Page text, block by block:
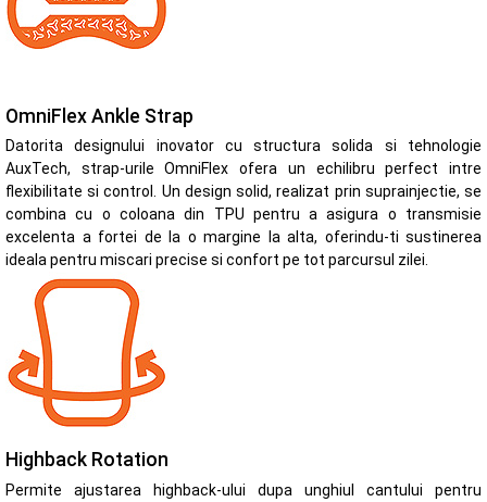
OmniFlex Ankle Strap
Datorita designului inovator cu structura solida si tehnologie
AuxTech, strap-urile OmniFlex ofera un echilibru perfect intre
flexibilitate si control. Un design solid, realizat prin suprainjectie, se
combina cu o coloana din TPU pentru a asigura o transmisie
excelenta a fortei de la o margine la alta, oferindu-ti sustinerea
ideala pentru miscari precise si confort pe tot parcursul zilei.
Highback Rotation
Permite ajustarea highback-ului dupa unghiul cantului pentru